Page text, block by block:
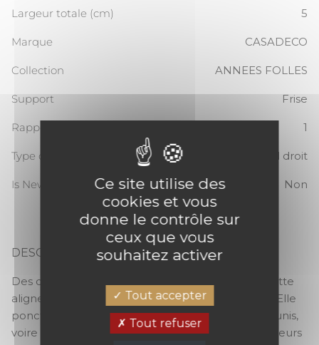
Largeur totale (cm) 5
Marque CASADECO
Collection ANNEES FOLLES
Support Frise
Rapport Vertical 1
Type de raccord Raccord droit
Is New Non
DESCRIPTION
Des cercles en harmonie. Intemporelle, la Coquette
aligne des ronds colorés sur un fond contrastant. Elle
ponctue ainsi gracieusement des papiers-peints unis,
voire des imprimés aux formes graphiques. 3 couleurs
Ce site utilise des
cookies et vous
donne le contrôle sur
ceux que vous
souhaitez activer
Tout accepter
Tout refuser